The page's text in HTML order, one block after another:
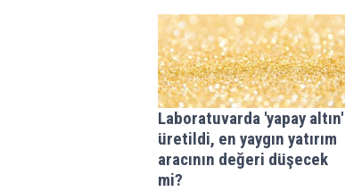
Laboratuvarda 'yapay altın'
üretildi, en yaygın yatırım
aracının değeri düşecek
mi?